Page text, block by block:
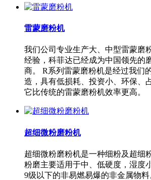
雷蒙磨粉机
我们公司专业生产大、中型雷蒙磨
经验，科菲达已经成为中国领先的
商。 R系列雷蒙磨粉机是经过我们
造，具有低损耗、投资小、环保、
它比传统的雷蒙磨粉机效率更高。
超细微粉磨粉机
超细微粉磨粉机是一种细粉及超细
粉磨主要适用于中、低硬度，湿度
9级以下的非易燃易爆的非金属物